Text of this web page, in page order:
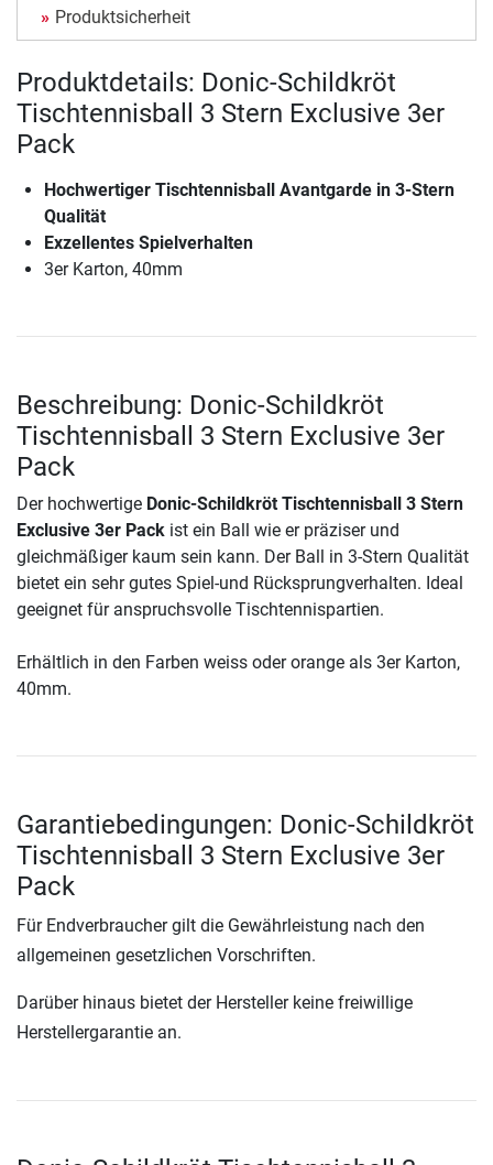
Produktsicherheit
Produktdetails: Donic-Schildkröt
Tischtennisball 3 Stern Exclusive 3er
Pack
Hochwertiger Tischtennisball Avantgarde in 3-Stern
Qualität
Exzellentes Spielverhalten
3er Karton, 40mm
Beschreibung: Donic-Schildkröt
Tischtennisball 3 Stern Exclusive 3er
Pack
Der hochwertige Donic-Schildkröt Tischtennisball 3 Stern
Exclusive 3er Pack ist ein Ball wie er präziser und
gleichmäßiger kaum sein kann. Der Ball in 3-Stern Qualität
bietet ein sehr gutes Spiel-und Rücksprungverhalten. Ideal
geeignet für anspruchsvolle Tischtennispartien.
Erhältlich in den Farben weiss oder orange als 3er Karton,
40mm.
Garantiebedingungen: Donic-Schildkröt
Tischtennisball 3 Stern Exclusive 3er
Pack
Für Endverbraucher gilt die Gewährleistung nach den
allgemeinen gesetzlichen Vorschriften.
Darüber hinaus bietet der Hersteller keine freiwillige
Herstellergarantie an.